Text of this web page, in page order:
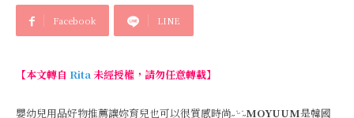
Facebook LINE
【本文轉自 Rita未經授權，請勿任意轉載】
嬰幼兒用品好物推薦讓妳育兒也可以很質感時尚˶ ̇ᵕ​ ̇˶MOYUUM是韓國